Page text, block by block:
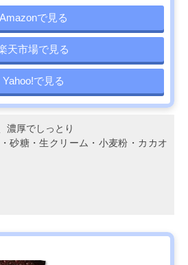
Amazonで見る
天市場で見る
Yahoo!で見る
濃厚でしっとり
砂糖・生クリーム・小麦粉・カカオ